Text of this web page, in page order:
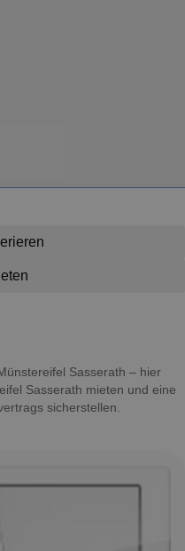
Sasserath – hier
Sasserath mieten und eine
sicherstellen.